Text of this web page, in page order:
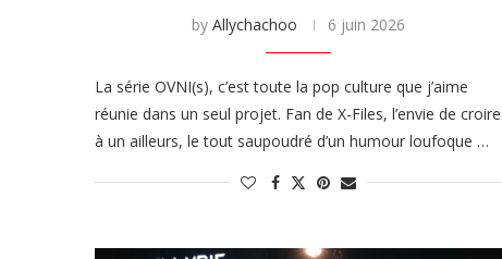
byAllychachoo 6 juin 2026
La série OVNI(s), c’est toute la pop culture que j’aime
réunie dans un seul projet. Fan de X-Files, l’envie de croire
à un ailleurs, le tout saupoudré d’un humour loufoque …